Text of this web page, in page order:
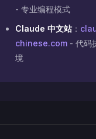
- 专业编程模式
Claude 中文站 ：
chinese.com - 代码
境